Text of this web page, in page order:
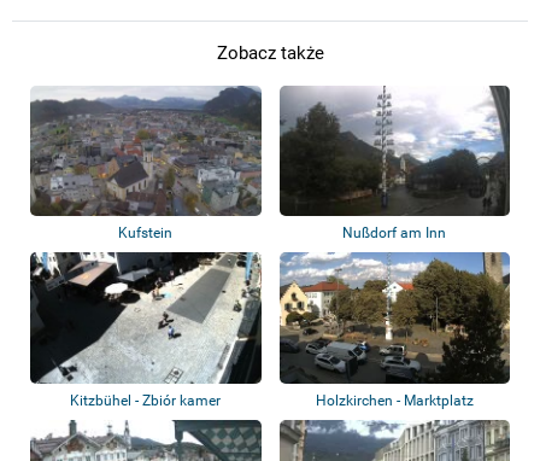
Zobacz także
Kufstein Nußdorf am Inn
Kitzbühel - Zbiór kamer Holzkirchen - Marktplatz